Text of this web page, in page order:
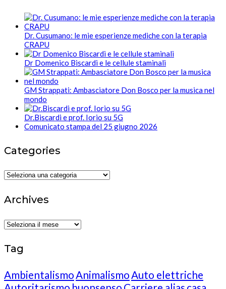
Dr. Cusumano: le mie esperienze mediche con la terapia
CRAPU
Dr Domenico Biscardi e le cellule staminali
GM Strappati: Ambasciatore Don Bosco per la musica nel
mondo
Dr.Biscardi e prof. Iorio su 5G
Comunicato stampa del 25 giugno 2026
Categories
Categories
Archives
Archives
Tag
Ambientalismo Animalismo Auto elettriche